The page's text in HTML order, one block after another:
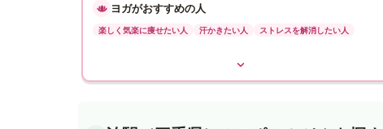
ヨガがおすすめの人
楽しく気楽に痩せたい人 汗かきたい人 ストレスを解消したい人